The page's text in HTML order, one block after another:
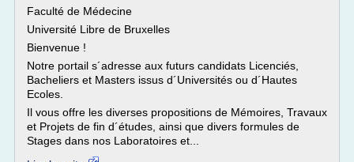
Faculté de Médecine
Université Libre de Bruxelles
Bienvenue !
Notre portail s´adresse aux futurs candidats Licenciés,
Bacheliers et Masters issus d´Universités ou d´Hautes
Ecoles.
Il vous offre les diverses propositions de Mémoires, Travaux
et Projets de fin d´études, ainsi que divers formules de
Stages dans nos Laboratoires et...